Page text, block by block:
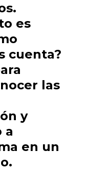
es
cuenta?
las
y
a
en un